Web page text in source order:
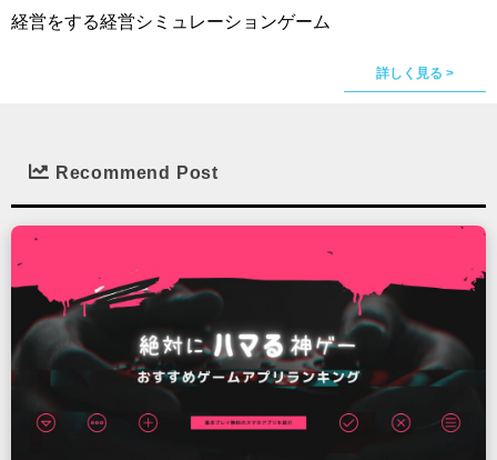
経営をする経営シミュレーションゲーム
詳しく見る >
Recommend Post